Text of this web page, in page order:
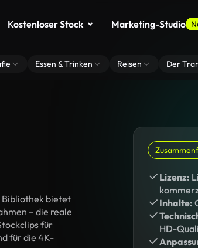
Kostenloser Stock Marketing-Studio
Essen & Trinken Reisen Der
bietet
– die reale
für
für die 4K-
Lizenz:
Inhalte:
HD-